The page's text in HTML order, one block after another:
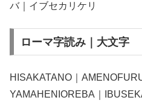
バ｜イブセカリケリ
ローマ字読み｜大文字
HISAKATANO｜
YAMAHENIOREBA｜